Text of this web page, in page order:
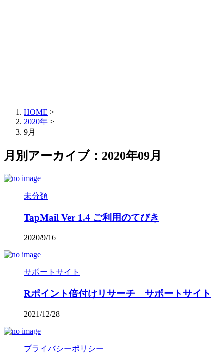
HOME >
2020年 >
9月
月別アーカイブ：2020年09月
未分類
TapMail Ver 1.4 ご利用のてびき
2020/9/16
サポートサイト
Rポイント倍付けリサーチ サポートサイト
2021/12/28
プライバシーポリシー